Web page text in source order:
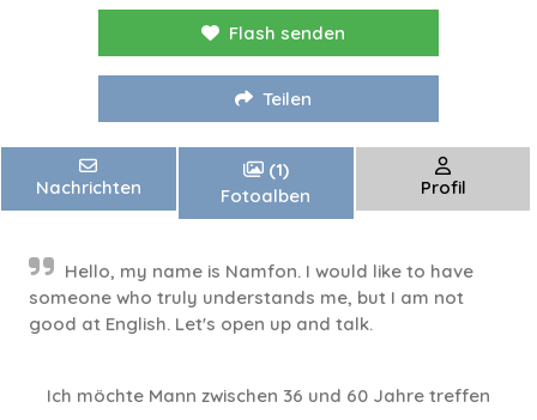
Flash senden
Teilen
Nachrichten
(1)
Fotoalben
Profil
Hello, my name is Namfon. I would like to have
someone who truly understands me, but I am not
good at English. Let's open up and talk.
Ich möchte Mann zwischen 36 und 60 Jahre treffen